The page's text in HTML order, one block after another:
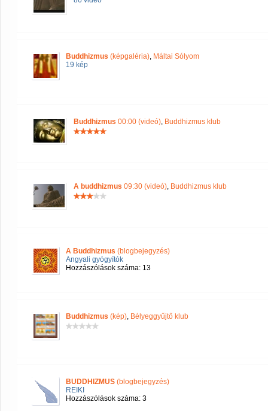
Buddhizmus (képgaléria), Máltai Sólyom
19 kép
Buddhizmus 00:00 (videó), Buddhizmus klub
A buddhizmus 09:30 (videó), Buddhizmus klub
A Buddhizmus (blogbejegyzés)
Angyali gyógyítók
Hozzászólások száma: 13
Buddhizmus (kép), Bélyeggyűjtő klub
BUDDHIZMUS (blogbejegyzés)
REIKI
Hozzászólások száma: 3